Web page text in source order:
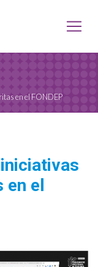
en el FONDEP
iniciativas
en el